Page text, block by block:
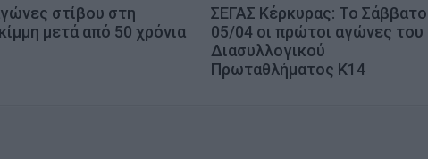
στίβου στη
μετά από 50 χρόνια
ΣΕΓΑΣ Κέρκυρας: Το Σάββατο
05/04 οι πρώτοι αγώνες του
Διασυλλογικού
Πρωταθλήματος Κ14